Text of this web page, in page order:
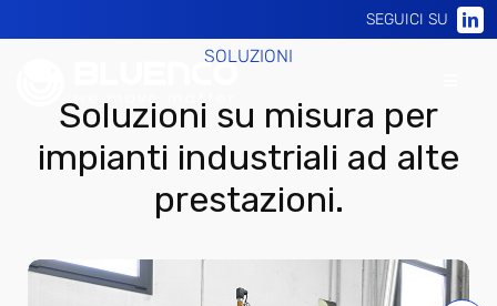
to
SEGUICI SU
Homepage
SOLUZIONI
Soluzioni su misura per
impianti industriali ad alte
prestazioni.